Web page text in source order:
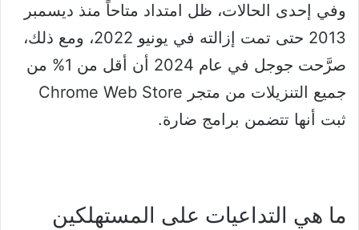
وفي إحدى الحالات، ظل امتداد متاحاً منذ ديسمبر
2013 حتى تمت إزالته في يونيو 2022، ومع ذلك،
صرَّحت جوجل في عام 2024 أن أقل من 1% من
جميع التنزيلات من متجر Chrome Web Store
ثبت أنها تتضمن برامج ضارة.
ما هي التداعيات على المستهلكين